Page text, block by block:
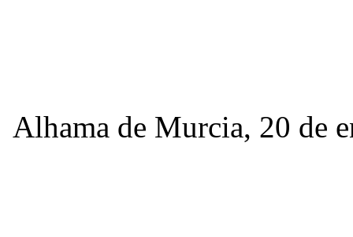
Alhama de Murcia, 20 de